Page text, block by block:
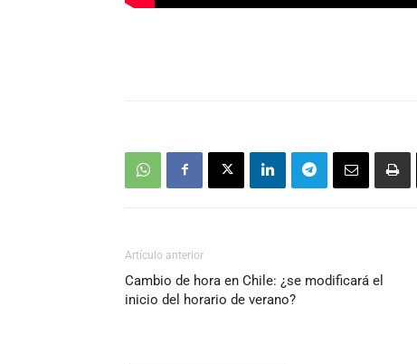
Artículo anterior
Cambio de hora en Chile: ¿se modificará el
inicio del horario de verano?